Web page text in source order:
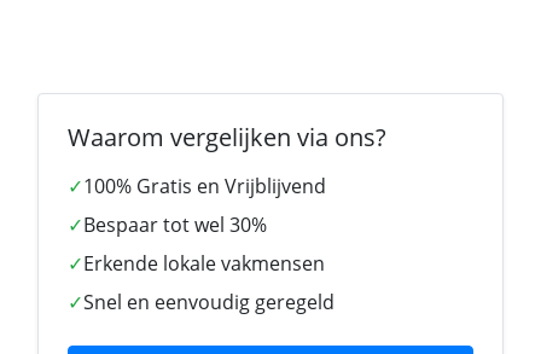
Waarom vergelijken via ons?
✓100% Gratis en Vrijblijvend
✓Bespaar tot wel 30%
✓Erkende lokale vakmensen
✓Snel en eenvoudig geregeld